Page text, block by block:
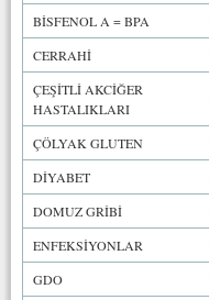
BİSFENOL A = BPA
CERRAHİ
ÇEŞİTLİ AKCİĞER
HASTALIKLARI
ÇÖLYAK GLUTEN
DİYABET
DOMUZ GRİBİ
ENFEKSİYONLAR
GDO